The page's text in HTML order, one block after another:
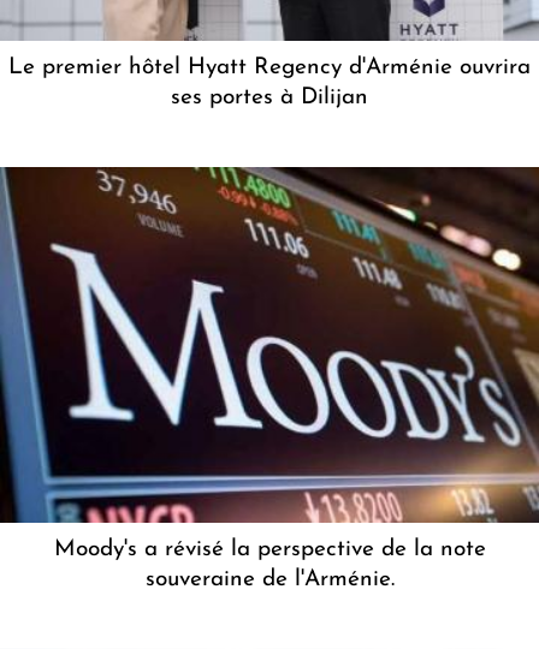
Le premier hôtel Hyatt Regency d'Arménie ouvrira
ses portes à Dilijan
Moody's a révisé la perspective de la note
souveraine de l'Arménie.